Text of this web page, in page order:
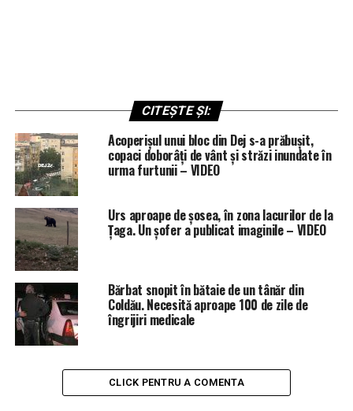
CITEȘTE ȘI:
Acoperișul unui bloc din Dej s-a prăbușit,
copaci doborâți de vânt și străzi inundate în
urma furtunii – VIDEO
Urs aproape de șosea, în zona lacurilor de la
Țaga. Un șofer a publicat imaginile – VIDEO
Bărbat snopit în bătaie de un tânăr din
Coldău. Necesită aproape 100 de zile de
îngrijiri medicale
CLICK PENTRU A COMENTA